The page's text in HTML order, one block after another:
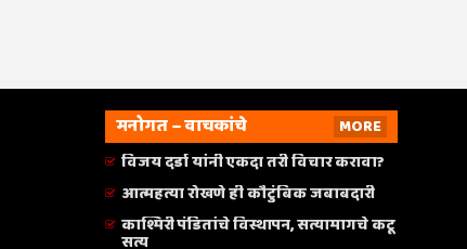
मनोगत – वाचकांचे
MORE
विजय दर्डा यांनी एकदा तरी विचार करावा?
आत्महत्या रोखणे ही कौटुंबिक जबाबदारी
काश्मिरी पंडितांचे विस्थापन, सत्यामागचे कटू
सत्य